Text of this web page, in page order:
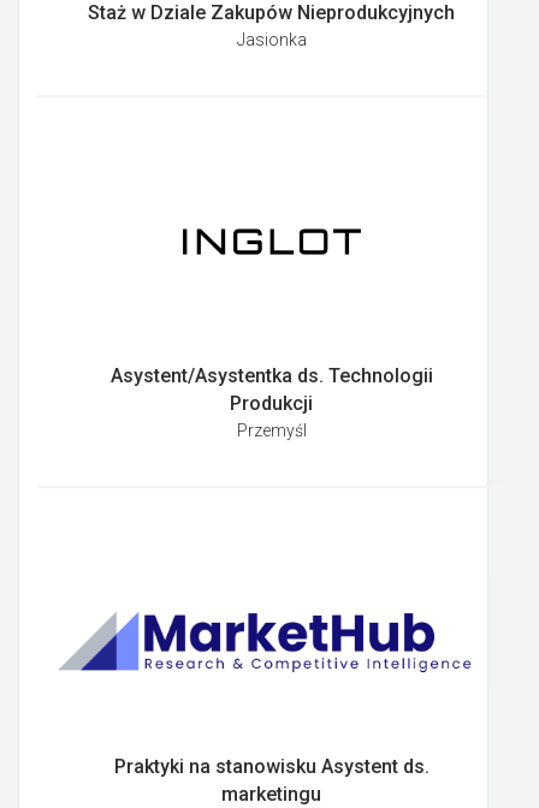
Staż w Dziale Zakupów Nieprodukcyjnych
Jasionka
Asystent/Asystentka ds. Technologii
Produkcji
Przemyśl
Praktyki na stanowisku Asystent ds.
marketingu